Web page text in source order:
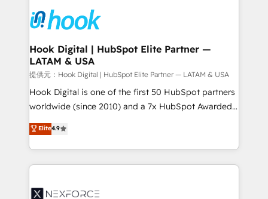
move beyond spreadsheets into unified systems
that drive real business results.
Onboarding - Data Migration & Integrations -
Technical Audit & Optimization Strategic Solutions: -
Revenue Operations - Inbound Marketing -
Outbound Marketing - HubSpot CMS Website
Design & Development We empower our clients to
reach their full potential by providing transparent,
relationship-driven support. With over 300 HubSpot
technical know-how and strategic guidance you
need to succeed.
Hook Digital | HubSpot Elite Partner —
LATAM & USA
提供元：Hook Digital | HubSpot Elite Partner — LATAM & USA
Hook Digital is one of the first 50 HubSpot partners
worldwide (since 2010) and a 7x HubSpot Awarded
Elite Partner. With 500+ projects across the U.S.,
Brazil, and LATAM, we combine global expertise with
regional experience. Today, we are Brazil’s largest
HubSpot Elite Partner—trusted by companies across
Implementation & Migration Onboarding across all
Elite4.9